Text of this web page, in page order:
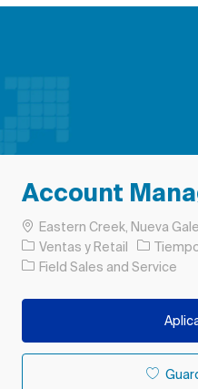
Account
Ubicación
Eastern Creek, Nueva
Categoría
Ventas y Retail Tipo de
Field Sales and Service